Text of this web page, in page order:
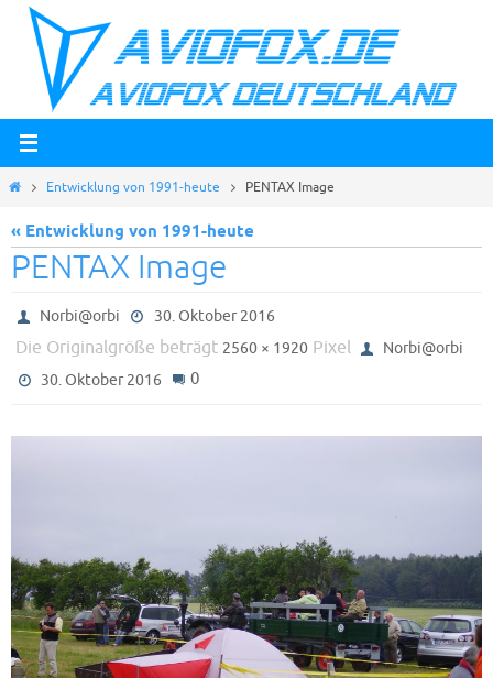
Zum
Inhalt
springen
StartEntwicklung von 1991-heute PENTAX Image
« Entwicklung von 1991-heute
PENTAX Image
Norbi@orbi 30. Oktober 2016
Die Originalgröße beträgt 2560 × 1920 Pixel
Norbi@orbi
30. Oktober 2016
0